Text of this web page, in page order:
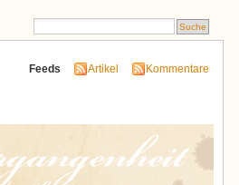
Feeds Artikel Kommentare